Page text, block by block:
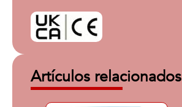
Artículos relacionados